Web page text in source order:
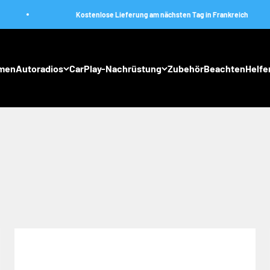
Kostenlose Lieferung am nächsten Tag in Frankreich
Autoradios CarPlay-Nachrüstung ZubehörBeachten
in ein nahtloses, vernetztes Erlebnis. Greifen Sie im